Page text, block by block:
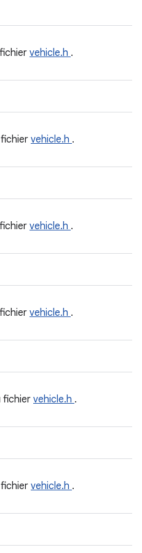
vehicle.h .
vehicle.h .
vehicle.h .
vehicle.h .
fichiervehicle.h .
vehicle.h .